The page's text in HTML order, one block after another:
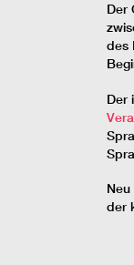
Der
des
Der
der